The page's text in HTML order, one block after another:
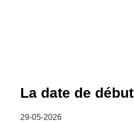
La date de début
29-05-2026